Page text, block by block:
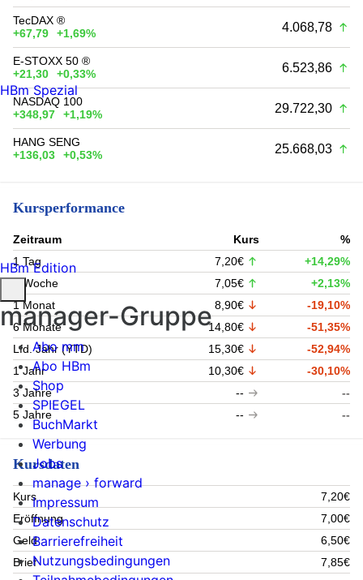
TecDAX ®
+67,79
+1,69% 4.068,78
E-STOXX 50 ®
+21,30
+0,33% 6.523,86
NASDAQ 100
+348,97
+1,19% 29.722,30
HANG SENG
+136,03
+0,53% 25.668,03
Kursperformance
Zeitraum Kurs
%
1 Tag
7,20€
+14,29%
1 Woche
7,05€
+2,13%
1 Monat
8,90€
-19,10%
6 Monate
14,80€
-51,35%
Lfd. Jahr (YTD)
15,30€
-52,94%
1 Jahr
10,30€
-30,10%
3 Jahre
--
--
5 Jahre
-- --
Kursdaten
Kurs
7,20€
Eröffnung
7,00€
Geld
6,50€
Brief
7,85€
HBm Spezial
HBm Edition
manager-Gruppe
Abo mm
Abo HBm
Shop
SPIEGEL
BuchMarkt
Werbung
Jobs
manage › forward
Impressum
Datenschutz
Barrierefreiheit
Nutzungsbedingungen